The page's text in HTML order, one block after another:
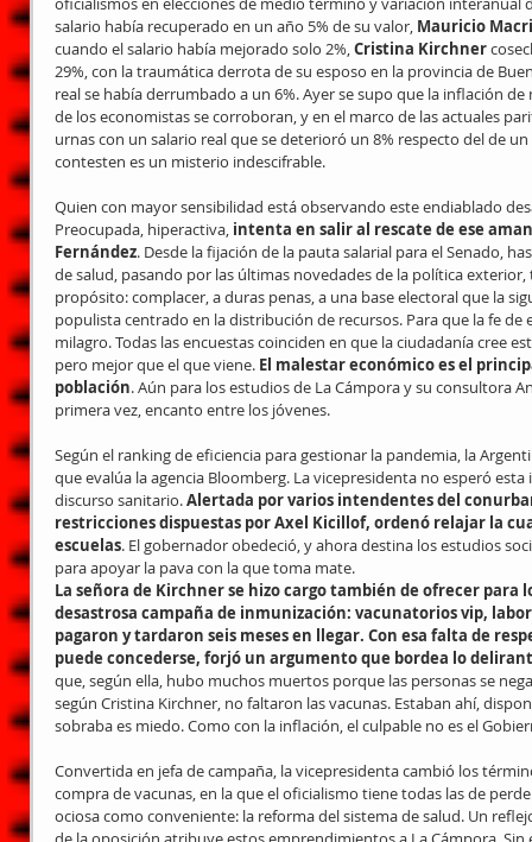
salario había recuperado en un año 5% de su valor, Mauricio Macri
cuando el salario había mejorado solo 2%, Cristina Kirchner
29%, con la traumática derrota de su esposo en la provincia de
real se había derrumbado a un 6%. Ayer se supo que la inflación
de los economistas se corroboran, y en el marco de las actuales
urnas con un salario real que se deterioró un 8% respecto del de
contesten es un misterio indescifrable.
Quien con mayor sensibilidad está observando este endiablado
Preocupada, hiperactiva, intenta en salir al rescate de ese
Fernández. Desde la fijación de la pauta salarial para el Senado,
de salud, pasando por las últimas novedades de la política
propósito: complacer, a duras penas, a una base electoral que la
populista centrado en la distribución de recursos. Para que la fe de
milagro. Todas las encuestas coinciden en que la ciudadanía cree
pero mejor que el que viene. El malestar económico es el
población. Aún para los estudios de La Cámpora y su consultora
primera vez, encanto entre los jóvenes.
Según el ranking de eficiencia para gestionar la pandemia, la
que evalúa la agencia Bloomberg. La vicepresidenta no esperó
discurso sanitario. Alertada por varios intendentes del
restricciones dispuestas por Axel Kicillof, ordenó relajar la
escuelas. El gobernador obedeció, y ahora destina los estudios
para apoyar la pava con la que toma mate.
La señora de Kirchner se hizo cargo también de ofrecer para
desastrosa campaña de inmunización: vacunatorios vip,
pagaron y tardaron seis meses en llegar. Con esa falta de
puede concederse, forjó un argumento que bordea lo
que, según ella, hubo muchos muertos porque las personas se
según Cristina Kirchner, no faltaron las vacunas. Estaban ahí,
sobraba es miedo. Como con la inflación, el culpable no es el
Convertida en jefa de campaña, la vicepresidenta cambió los
compra de vacunas, en la que el oficialismo tiene todas las de
ociosa como conveniente: la reforma del sistema de salud. Un